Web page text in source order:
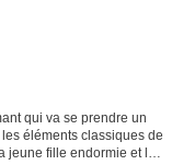
qui va se prendre un
éléments classiques de
fille endormie et le